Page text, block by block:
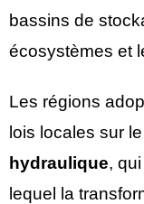
bassins de
écosystèmes et
Les régions
lois locales sur
hydraulique,
lequel la